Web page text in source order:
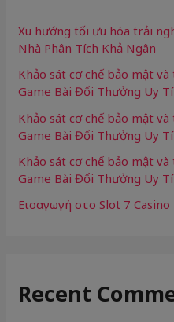
f
o
r
:
Xu hướng tối ưu hóa trải
Nhà Phân Tích Khả Ngân
Khảo sát cơ chế bảo mật
Game Bài Đổi Thưởng Uy
Khảo sát cơ chế bảo mật
Game Bài Đổi Thưởng Uy
Khảo sát cơ chế bảo mật
Game Bài Đổi Thưởng Uy
Εισαγωγή στο Slot 7 Casino
Recent